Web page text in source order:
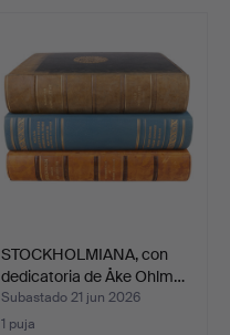
STOCKHOLMIANA, con
dedicatoria de Åke Ohlm…
Subastado 21 jun 2026
1 puja